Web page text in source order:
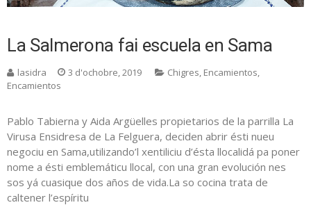
La Salmerona fai escuela en Sama
lasidra 3 d'ochobre, 2019 Chigres, Encamientos,
Encamientos
Pablo Tabierna y Aida Argüelles propietarios de la parrilla La
Virusa Ensidresa de La Felguera, deciden abrir ésti nueu
negociu en Sama,utilizando’l xentiliciu d’ésta llocalidá pa poner
nome a ésti emblemáticu llocal, con una gran evolución nes
sos yá cuasique dos años de vida.La so cocina trata de
caltener l’espíritu